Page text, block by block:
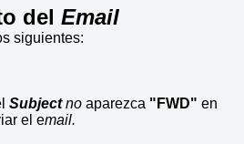
del Email
siguientes:
Subjectno aparezca "FWD" en
el email.